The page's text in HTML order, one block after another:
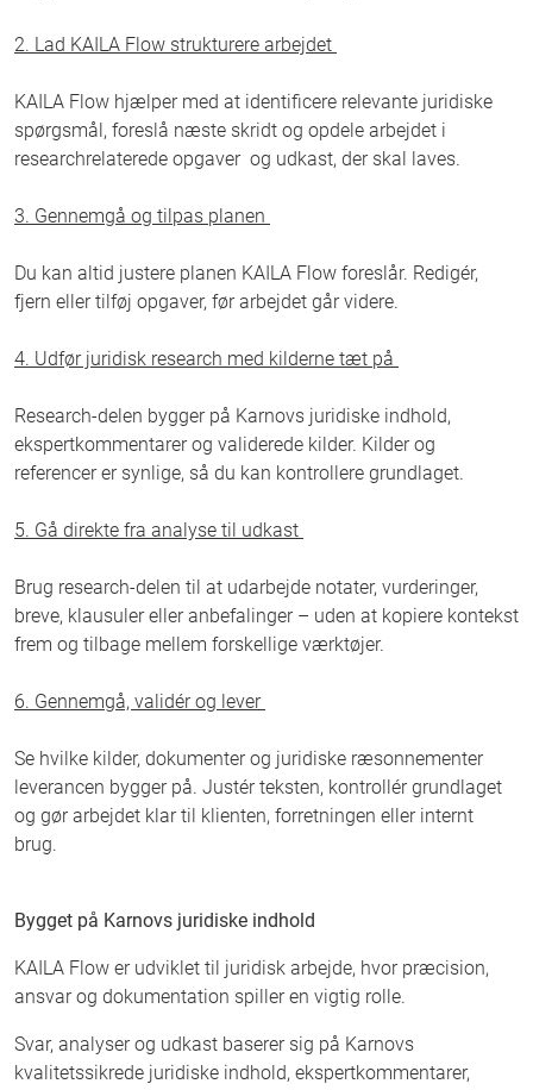
2. Lad KAILA Flow strukturere arbejdet
KAILA Flow hjælper med at identificere relevante juridiske
spørgsmål, foreslå næste skridt og opdele arbejdet i
researchrelaterede opgaver og udkast, der skal laves.
3. Gennemgå og tilpas planen
Du kan altid justere planen KAILA Flow foreslår. Redigér,
fjern eller tilføj opgaver, før arbejdet går videre.
4. Udfør juridisk research med kilderne tæt på
Research-delen bygger på Karnovs juridiske indhold,
ekspertkommentarer og validerede kilder. Kilder og
referencer er synlige, så du kan kontrollere grundlaget.
5. Gå direkte fra analyse til udkast
Brug research-delen til at udarbejde notater, vurderinger,
breve, klausuler eller anbefalinger – uden at kopiere kontekst
frem og tilbage mellem forskellige værktøjer.
6. Gennemgå, validér og lever
Se hvilke kilder, dokumenter og juridiske ræsonnementer
leverancen bygger på. Justér teksten, kontrollér grundlaget
og gør arbejdet klar til klienten, forretningen eller internt
brug.
Bygget på Karnovs juridiske indhold
KAILA Flow er udviklet til juridisk arbejde, hvor præcision,
ansvar og dokumentation spiller en vigtig rolle.
Svar, analyser og udkast baserer sig på Karnovs
kvalitetssikrede juridiske indhold, ekspertkommentarer,